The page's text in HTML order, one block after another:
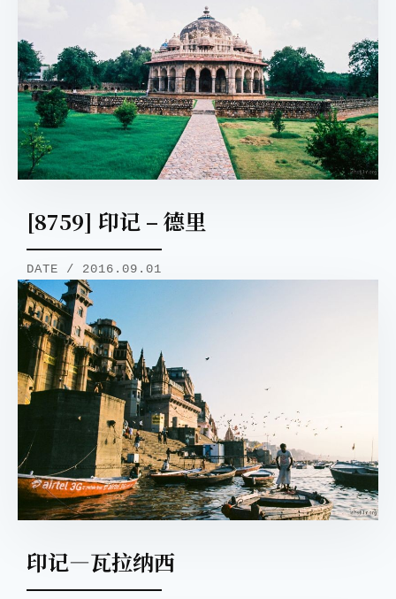
[8759] 印记 – 德里
DATE / 2016.09.01
印记—瓦拉纳西